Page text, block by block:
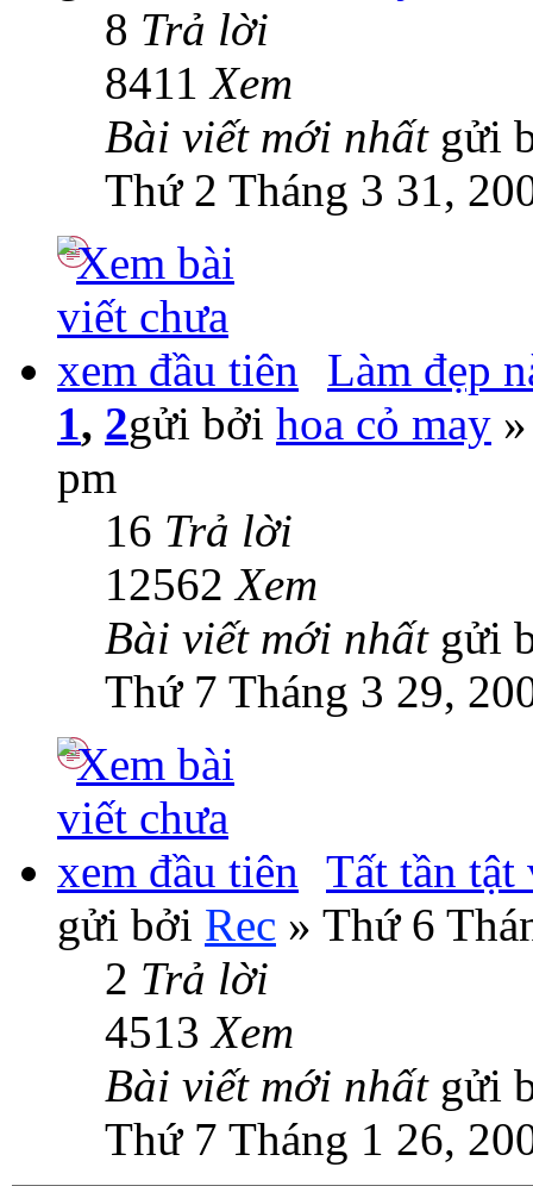
8 Trả lời
8411Xem
Bài viết mới nhất gửi
Thứ 2 Tháng 3 31,
Làm đẹp
1, 2gửi bởi hoa cỏ may
pm
16 Trả lời
12562Xem
Bài viết mới nhất gửi
Thứ 7 Tháng 3 29,
Tất tần tật
gửi bởi Rec » Thứ 6
2 Trả lời
4513Xem
Bài viết mới nhất gửi
Thứ 7 Tháng 1 26,